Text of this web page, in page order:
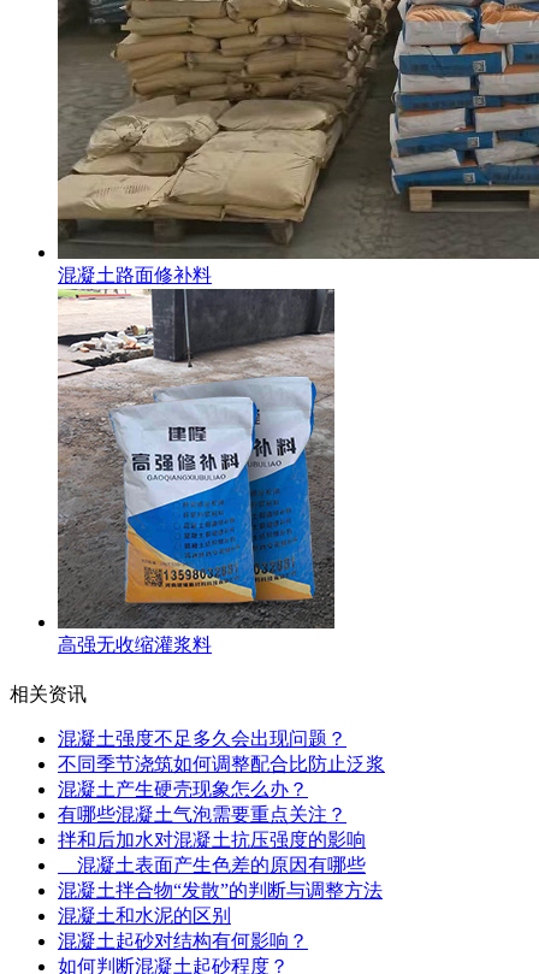
混凝土路面修补料
高强无收缩灌浆料
相关资讯
混凝土强度不足多久会出现问题？
不同季节浇筑如何调整配合比防止泛浆
混凝土产生硬壳现象怎么办？
有哪些混凝土气泡需要重点关注？
拌和后加水对混凝土抗压强度的影响
混凝土表面产生色差的原因有哪些
混凝土拌合物“发散”的判断与调整方法‌
混凝土和水泥的区别
混凝土起砂对结构有何影响？
如何判断混凝土起砂程度？